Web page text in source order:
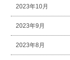
2023年10月
2023年9月
2023年8月